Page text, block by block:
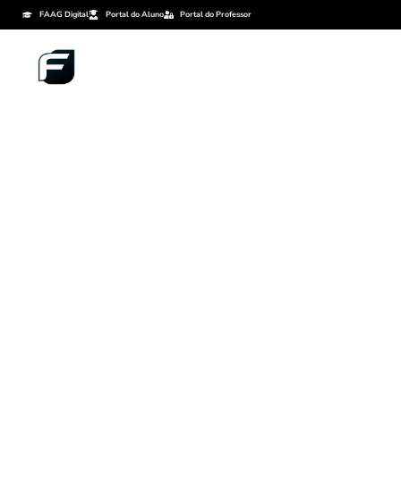
FAAG Digital Portal do Aluno Portal do Professor